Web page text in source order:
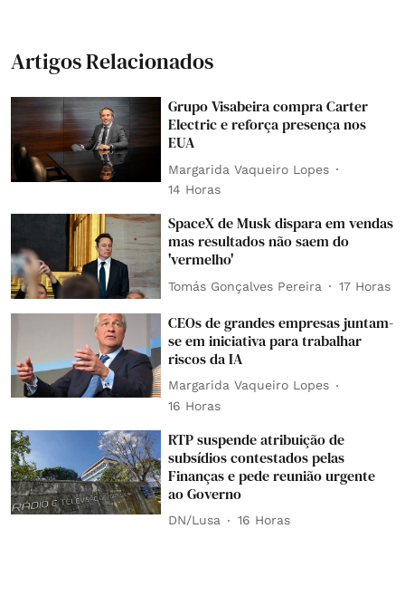
Artigos Relacionados
Grupo Visabeira compra Carter
Electric e reforça presença nos
EUA
Margarida Vaqueiro Lopes
14 Horas
SpaceX de Musk dispara em vendas
mas resultados não saem do
'vermelho'
Tomás Gonçalves Pereira 17 Horas
CEOs de grandes empresas juntam-
se em iniciativa para trabalhar
riscos da IA
Margarida Vaqueiro Lopes
16 Horas
RTP suspende atribuição de
subsídios contestados pelas
Finanças e pede reunião urgente
ao Governo
DN/Lusa 16 Horas